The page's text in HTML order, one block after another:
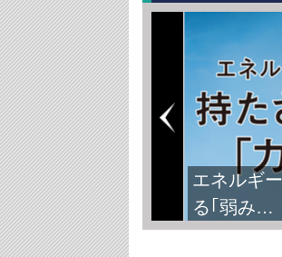
エネルギ
る｢弱み…